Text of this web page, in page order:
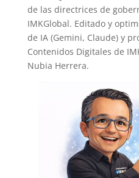
de las directrices de
IMKGlobal. Editado y
de IA (Gemini, Claude) y
Contenidos Digitales de
Nubia Herrera.